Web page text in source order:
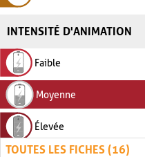
INTENSITÉ D'ANIMATION
Faible
Moyenne
Élevée
TOUTES LES FICHES (16)